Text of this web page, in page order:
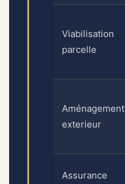
Viabilisation
parcelle
Aménagement
exterieur
Assurance